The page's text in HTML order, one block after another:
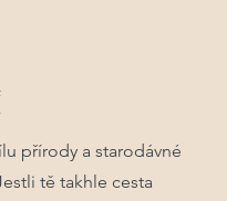
přírody a starodávné
tě takhle cesta